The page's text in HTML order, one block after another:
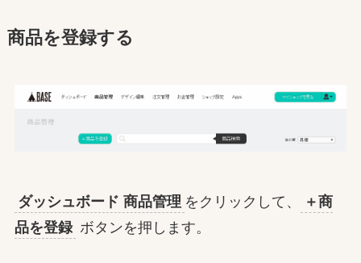
商品を登録する
ダッシュボード 商品管理 をクリックして、
＋商
品を登録 ボタンを押します。